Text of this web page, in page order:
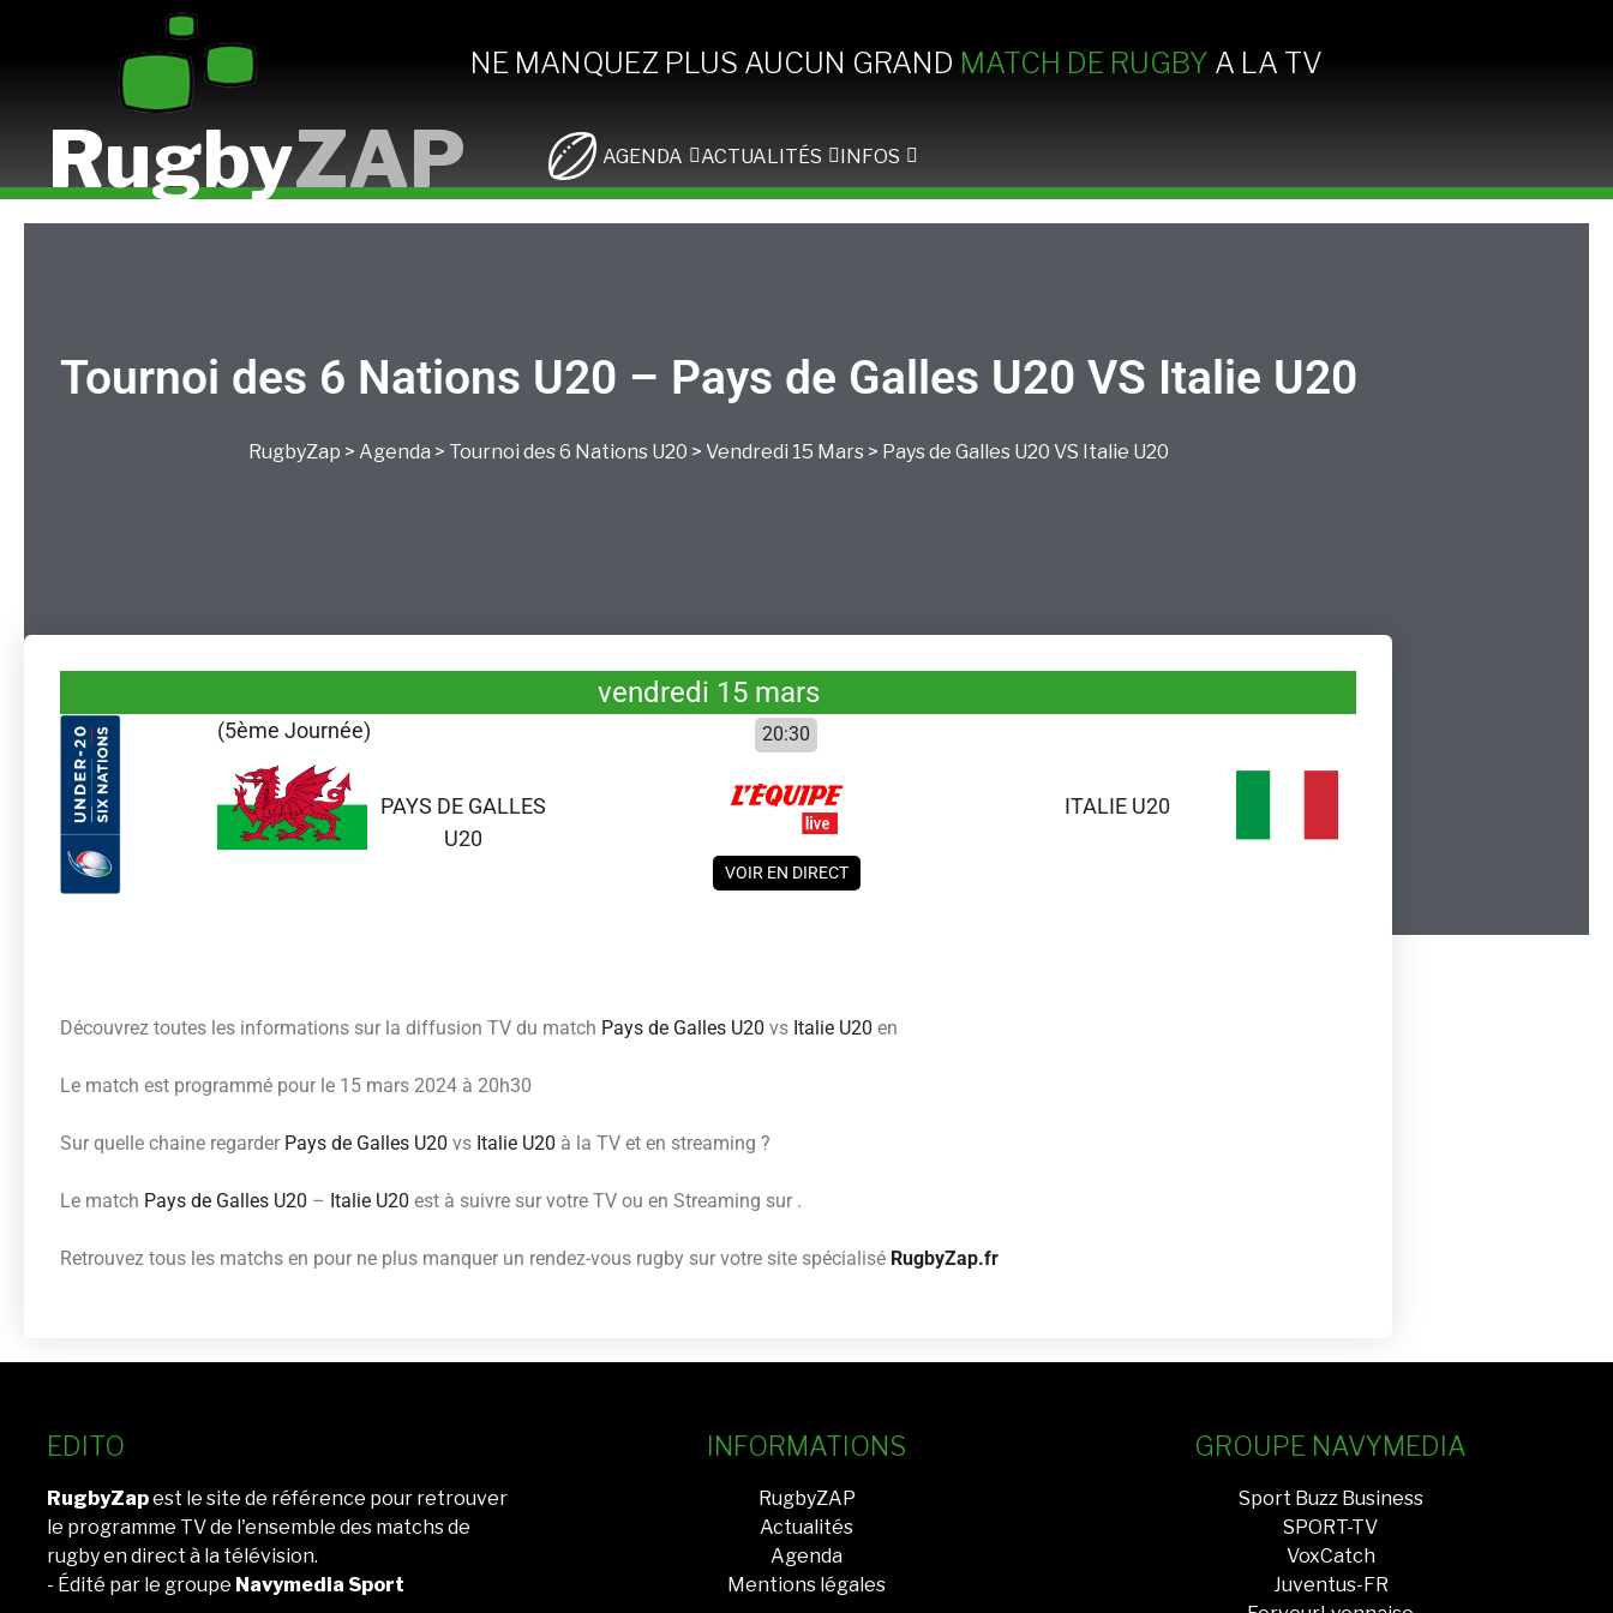
RugbyZAP
NE MANQUEZ PLUS AUCUN GRAND MATCH DE RUGBY A LA TV
AGENDA ACTUALITÉS INFOS
Tournoi des 6 Nations U20 – Pays de Galles U20 VS Italie U20
RugbyZap > Agenda > Tournoi des 6 Nations U20 > Vendredi 15 Mars> Pays de Galles U20 VS Italie U20
vendredi 15 mars
(5ème Journée)
PAYS DE GALLES
U20
20:30
VOIR EN DIRECT
ITALIE U20
Découvrez toutes les informations sur la diffusion TV du match Pays de Galles U20 vs Italie U20 en
Le match est programmé pour le 15 mars 2024 à 20h30
Sur quelle chaine regarder Pays de Galles U20 vs Italie U20 à la TV et en streaming ?
Le match Pays de Galles U20 – Italie U20 est à suivre sur votre TV ou en Streaming sur .
Retrouvez tous les matchs en pour ne plus manquer un rendez-vous rugby sur votre site spécialisé RugbyZap.fr
EDITO
RugbyZapest le site de référence pour retrouver
le programme TV de l'ensemble des matchs de
rugby en direct à la télévision.
- Édité par le groupe Navymedia Sport
INFORMATIONS
RugbyZAP
Actualités
Agenda
Mentions légales
GROUPE NAVYMEDIA
Sport Buzz Business
SPORT-TV
VoxCatch
Juventus-FR